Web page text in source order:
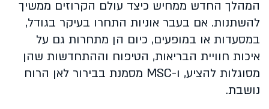
המהלך החדש ממחיש כיצד עולם הקרוזים ממשיך
להשתנות. אם בעבר אוניות התחרו בעיקר בגודל,
במסעדות או במופעים, כיום הן מתחרות גם על
איכות חוויית הבריאות, הטיפוח וההתחדשות שהן
מסוגלות להציע, ו-MSC מסמנת בבירור לאן הרוח
נושבת.